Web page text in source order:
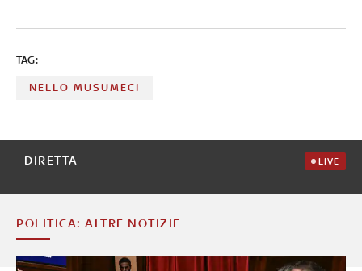
di strutture specifiche per i minorenni
TAG:
NELLO MUSUMECI
DIRETTA LIVE
POLITICA: ALTRE NOTIZIE